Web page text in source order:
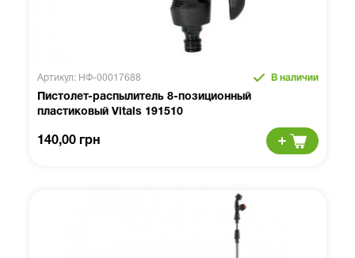
Артикул: НФ-00017688 В наличии
Пистолет-распылитель 8-позиционный
пластиковый Vitals 191510
140,00 грн